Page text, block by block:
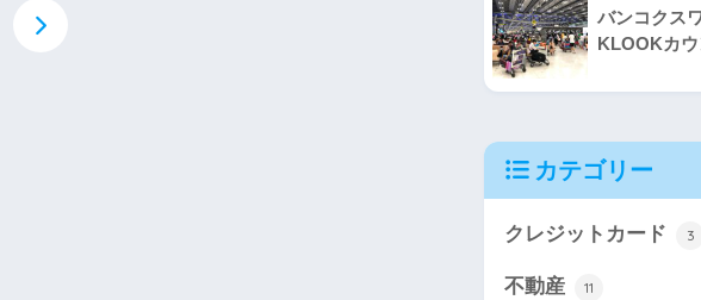
バンコクス
KLOOKカ
カテゴリー
クレジットカード 3
不動産 11